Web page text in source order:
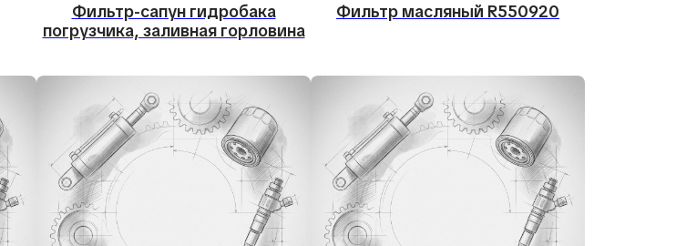
Фильтр-сапун гидробака
погрузчика, заливная горловина
Фильтр масляный R550920